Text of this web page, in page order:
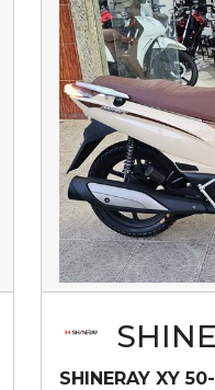
SHINERAY XY